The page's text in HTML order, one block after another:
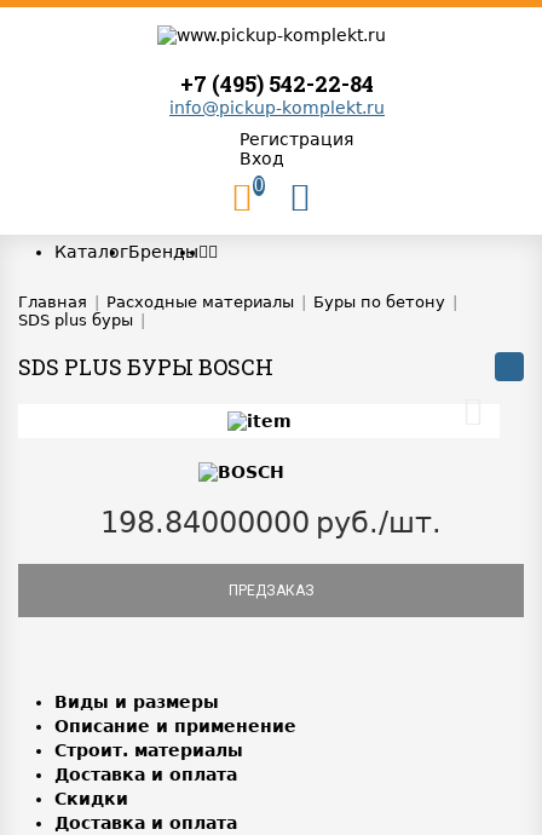
+7 (495) 542-22-84
info@pickup-komplekt.ru
Регистрация
Вход
0
КаталогБренды
Главная Расходные материалы Буры по бетону
SDS plus буры
SDS PLUS БУРЫ BOSCH
198.84000000 руб./шт.
ПРЕДЗАКАЗ
Виды и размеры
Описание и применение
Строит. материалы
Доставка и оплата
Скидки
Доставка и оплата